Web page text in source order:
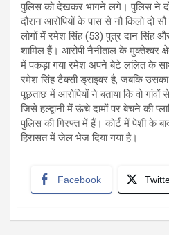
पुलिस को देखकर भागने लगे। पुलिस ने
दौरान आरोपियों के पास से नौ किलो दो
लोगों में रमेश सिंह (53) पुत्र दान सिंह
शामिल हैं। आरोपी नैनीताल के मुक्तेश्वर
में पकड़ा गया रमेश अपने बेटे ललित के
रमेश सिंह टैक्सी ड्राइवर है, जबकि
पूछताछ में आरोपियों ने बताया कि वो
जिसे हल्द्वानी में ऊंचे दामों पर बेचने की
पुलिस की गिरफ्त में हैं। कोर्ट में पेशी के
हिरासत में जेल भेज दिया गया है।
Facebook